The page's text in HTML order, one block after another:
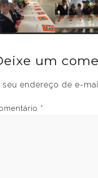
um
seu endereço de e-
*